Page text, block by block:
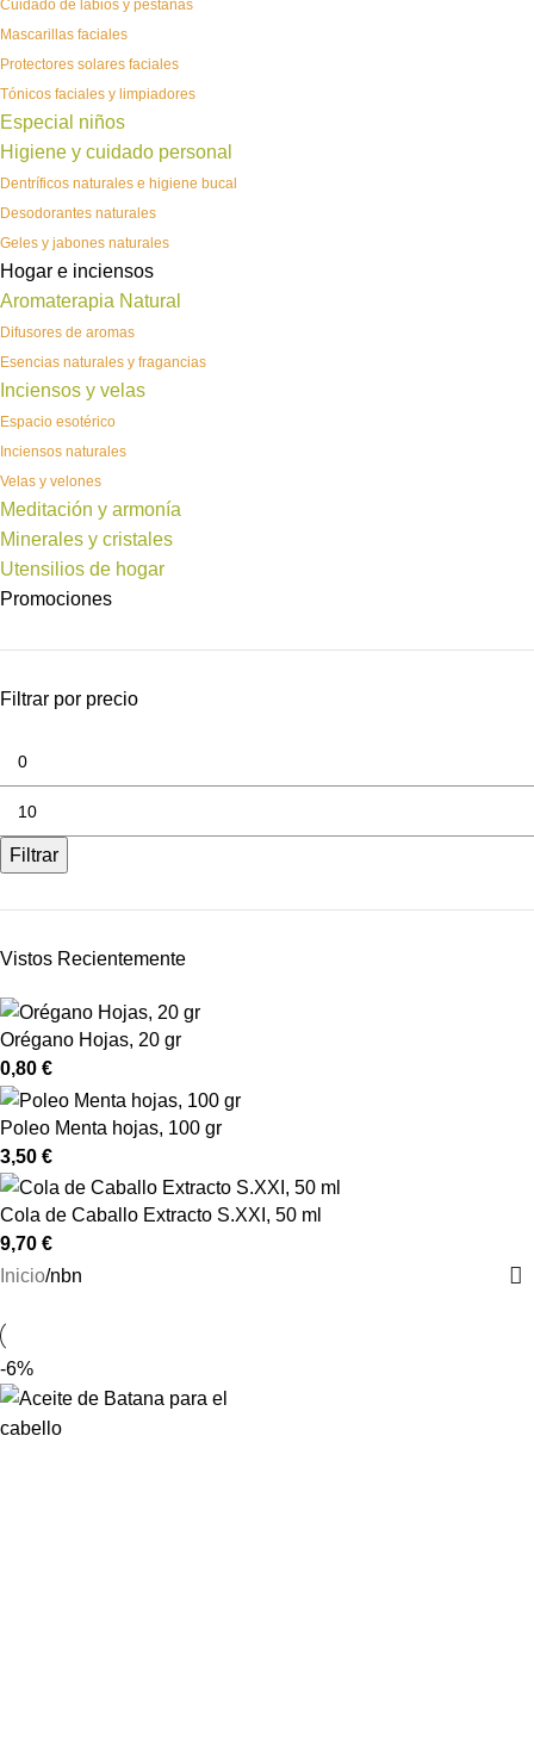
Cuidado de labios y pestañas
Mascarillas faciales
Protectores solares faciales
Tónicos faciales y limpiadores
Especial niños
Higiene y cuidado personal
Dentríficos naturales e higiene bucal
Desodorantes naturales
Geles y jabones naturales
Hogar e inciensos
Aromaterapia Natural
Difusores de aromas
Esencias naturales y fragancias
Inciensos y velas
Espacio esotérico
Inciensos naturales
Velas y velones
Meditación y armonía
Minerales y cristales
Utensilios de hogar
Promociones
Filtrar por precio
Filtrar
Vistos Recientemente
Orégano Hojas, 20 gr
0,80 €
Poleo Menta hojas, 100 gr
3,50 €
Cola de Caballo Extracto S.XXI, 50 ml
9,70 €
Inicio nbn
-6%